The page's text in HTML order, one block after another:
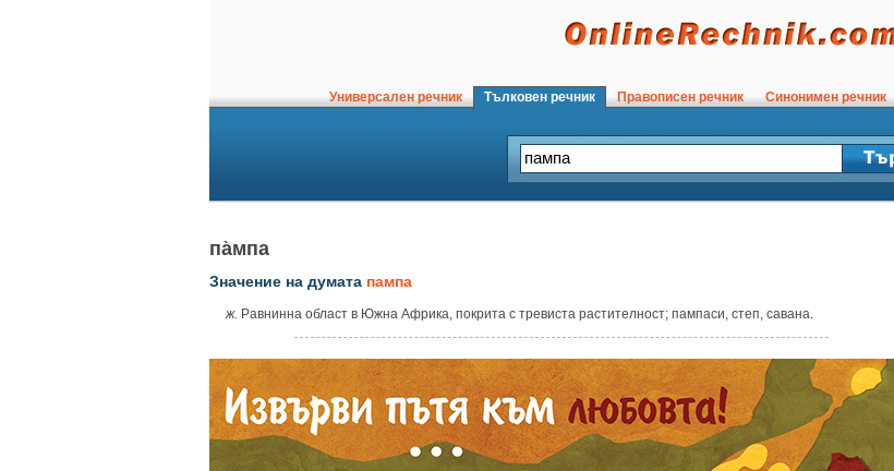
Универсален речник Тълковен речник Правописен речник Синонимен речник
па̀мпа
Значение на думата пампа
ж. Равнинна област в Южна Африка, покрита с тревиста растителност; пампаси, степ, савана.